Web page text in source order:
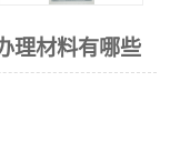
理材料有哪些